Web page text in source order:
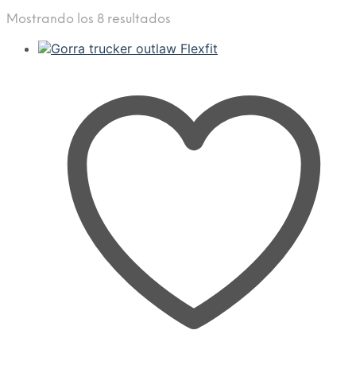
Mostrando los 8 resultados